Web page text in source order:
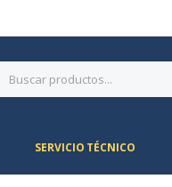
SERVICIO TÉCNICO